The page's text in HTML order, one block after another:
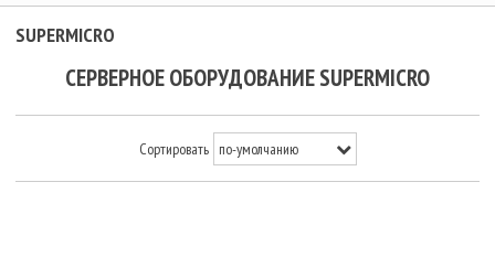
SUPERMICRO
СЕРВЕРНОЕ ОБОРУДОВАНИЕ SUPERMICRO
Сортировать